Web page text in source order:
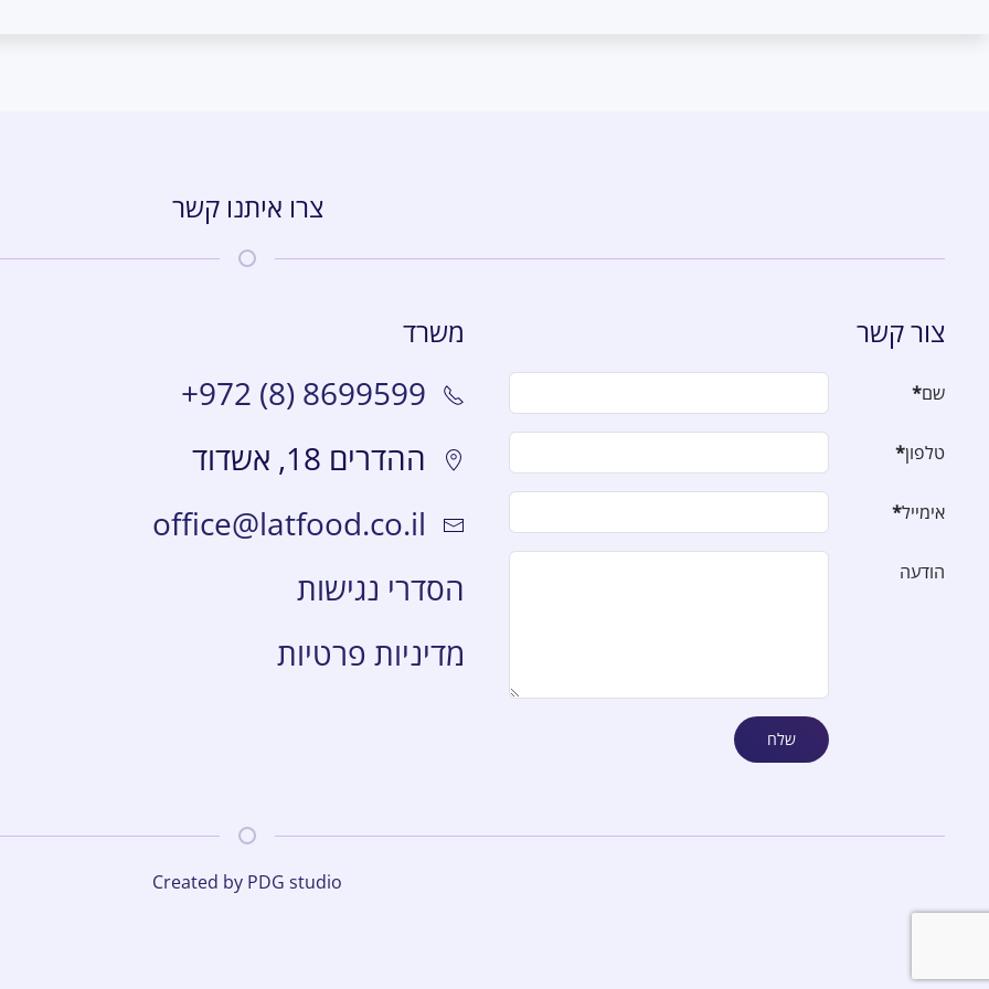
צרו איתנו קשר
צור קשר
שם*
טלפון*
אימייל*
הודעה
שלח
משרד
+972 (8) 8699599
ההדרים 18, אשדוד
office@latfood.co.il
הסדרי נגישות
מדיניות פרטיות
Created by PDG studio